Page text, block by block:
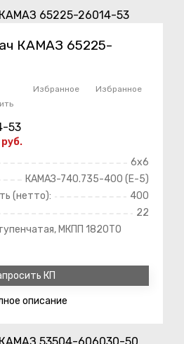
КАМАЗ 65225-
Избранное
Избранное
53
руб.
6х6
КАМАЗ-740.735-400 (E-5)
(нетто):
400
22
МКПП 1820ТО
КП
описание